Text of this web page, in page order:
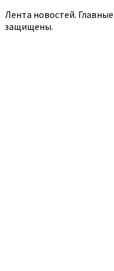
Лента новостей.
защищены.